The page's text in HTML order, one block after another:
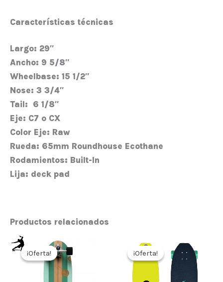
Características técnicas
Largo: 29″
Ancho: 9 5/8″
Wheelbase: 15 1/2″
Nose: 3 3/4″
Tail: 6 1/8″
Eje: C7 o CX
Color Eje: Raw
Rueda: 65mm Roundhouse Ecothane
Rodamientos: Built-In
Lija: deck pad
Productos relacionados
¡Oferta!
¡Oferta!
El
precio
original
era:
190,00€.
¡Oferta!
¡Oferta!
precio
original
era:
280,00€.
precio
actual
es: